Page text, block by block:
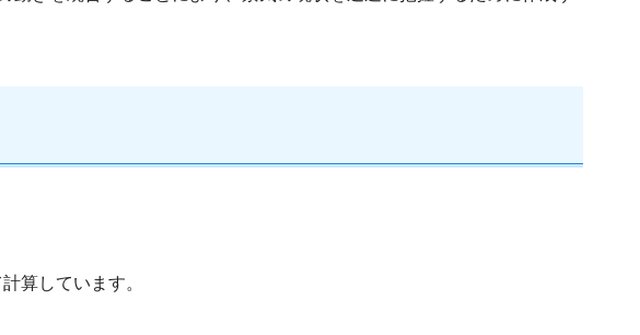
算しています。